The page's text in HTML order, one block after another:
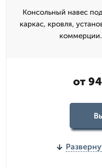
Консольный навес
каркас, кровля,
от